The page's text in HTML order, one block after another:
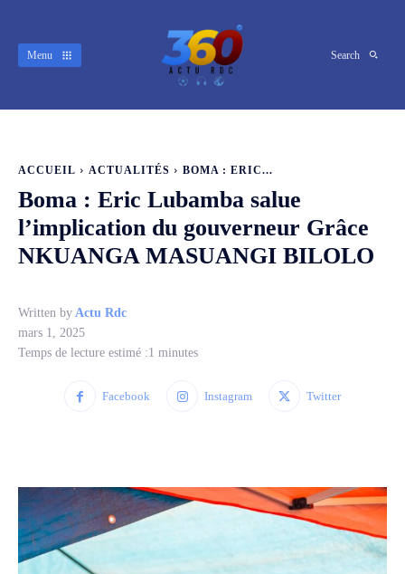
Menu Search
ACCUEIL ACTUALITÉS BOMA : ERIC...
Boma : Eric Lubamba salue
l’implication du gouverneur Grâce
NKUANGA MASUANGI BILOLO
Written by Actu Rdc
mars 1, 2025
Temps de lecture estimé :1 minutes
Facebook Instagram Twitter